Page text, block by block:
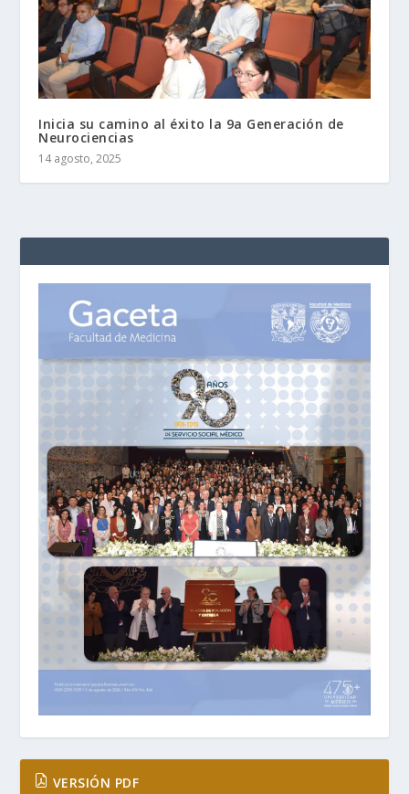
Inicia su camino al éxito la 9a Generación de
Neurociencias
14 agosto, 2025
VERSIÓN PDF